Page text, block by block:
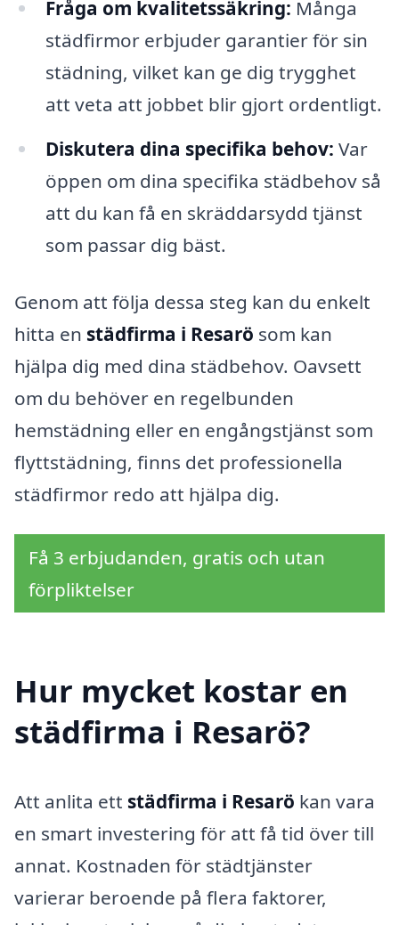
Fråga om kvalitetssäkring: Många
städfirmor erbjuder garantier för sin
städning, vilket kan ge dig trygghet
att veta att jobbet blir gjort ordentligt.
Diskutera dina specifika behov: Var
öppen om dina specifika städbehov så
att du kan få en skräddarsydd tjänst
som passar dig bäst.
Genom att följa dessa steg kan du enkelt
hitta en städfirma i Resarö som kan
hjälpa dig med dina städbehov. Oavsett
om du behöver en regelbunden
hemstädning eller en engångstjänst som
flyttstädning, finns det professionella
städfirmor redo att hjälpa dig.
Få 3 erbjudanden, gratis och utan
förpliktelser
Hur mycket kostar en
städfirma i Resarö?
Att anlita ett städfirma i Resarö kan vara
en smart investering för att få tid över till
annat. Kostnaden för städtjänster
varierar beroende på flera faktorer,